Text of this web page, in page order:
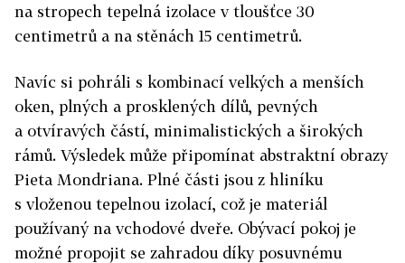
na stropech tepelná izolace v tloušťce 30
centimetrů a na stěnách 15 centimetrů.
Navíc si pohráli s kombinací velkých a menších
oken, plných a prosklených dílů, pevných
a otvíravých částí, minimalistických a širokých
rámů. Výsledek může připomínat abstraktní obrazy
Pieta Mondriana. Plné části jsou z hliníku
s vloženou tepelnou izolací, což je materiál
používaný na vchodové dveře. Obývací pokoj je
možné propojit se zahradou díky posuvnému